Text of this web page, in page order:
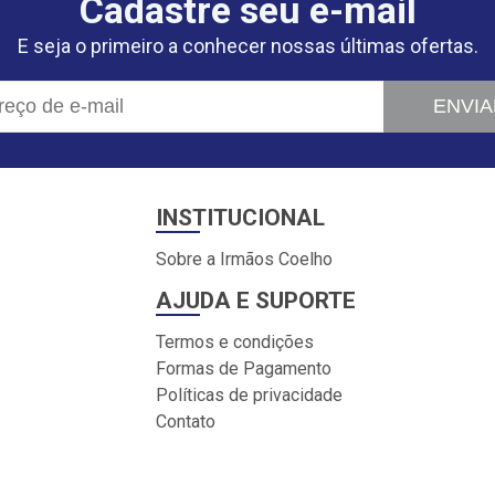
Cadastre seu e-mail
E seja o primeiro a conhecer nossas últimas ofertas.
INSTITUCIONAL
Sobre a Irmãos Coelho
AJUDA E SUPORTE
Termos e condições
Formas de Pagamento
Políticas de privacidade
Contato